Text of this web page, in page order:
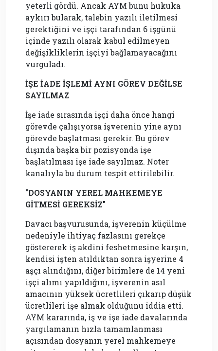
yeterli gördü. Ancak AYM bunu hukuka
aykırı bularak, talebin yazılı iletilmesi
gerektiğini ve işçi tarafından 6 işgünü
içinde yazılı olarak kabul edilmeyen
değişikliklerin işçiyi bağlamayacağını
vurguladı.
İŞE İADE İŞLEMİ AYNI GÖREV DEĞİLSE
SAYILMAZ
İşe iade sırasında işçi daha önce hangi
görevde çalışıyorsa işverenin yine aynı
görevde başlatması gerekir. Bu görev
dışında başka bir pozisyonda işe
başlatılması işe iade sayılmaz. Noter
kanalıyla bu durum tespit ettirilebilir.
"DOSYANIN YEREL MAHKEMEYE
GİTMESİ GEREKSİZ"
Davacı başvurusunda, işverenin küçülme
nedeniyle ihtiyaç fazlasını gerekçe
göstererek iş akdini feshetmesine karşın,
kendisi işten atıldıktan sonra işyerine 4
aşçı alındığını, diğer birimlere de 14 yeni
işçi alımı yapıldığını, işverenin asıl
amacının yüksek ücretlileri çıkarıp düşük
ücretlileri işe almak olduğunu iddia etti.
AYM kararında, iş ve işe iade davalarında
yargılamanın hızla tamamlanması
açısından dosyanın yerel mahkemeye